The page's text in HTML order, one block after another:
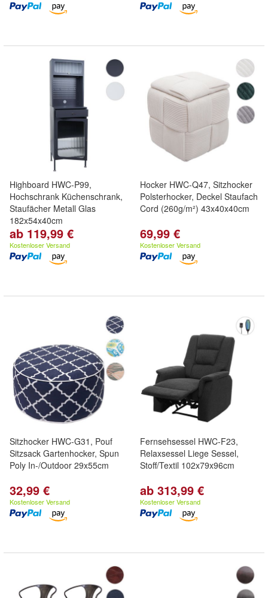
Highboard HWC-P99,
Hochschrank Küchenschrank,
Staufächer Metall Glas
182x54x40cm
ab 119,99 €
Kostenloser Versand
Hocker HWC-Q47, Sitzhocker
Polsterhocker, Deckel Staufach
Cord (260g/m²) 43x40x40cm
69,99 €
Kostenloser Versand
Sitzhocker HWC-G31, Pouf
Sitzsack Gartenhocker, Spun
Poly In-/Outdoor 29x55cm
32,99 €
Kostenloser Versand
Fernsehsessel HWC-F23,
Relaxsessel Liege Sessel,
Stoff/Textil 102x79x96cm
ab 313,99 €
Kostenloser Versand